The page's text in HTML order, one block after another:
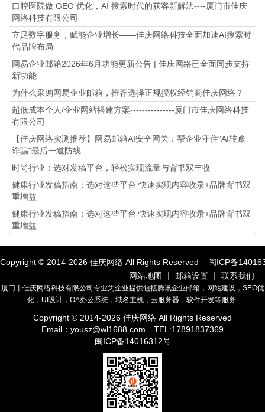
口腔医院做 GEO 优化，AI 搜索时代的获客新解法----厦门市佳庆
网络科技有限公司
立足数字服务，赋能企业增长——佳庆网络科技全面加速AI搜索时
代品牌布局
网易企业邮箱2026年6月功能更新公告 | 佳庆网络已全面同步支持
新功能
为什么采购网易企业邮箱，推荐选择正规授权经销商佳庆网络？
超低成本个人/企业网站搭建方案---------------厦门市佳庆网络科技
有限公司
【佳庆网络实测推荐】网易邮箱AI安全网关：帮企业守住"AI转账
诈骗"最后一道防线
时尚行业：选对发稿平台，轻松实现流量与背书双丰收
健康行业发稿指南：选对这些平台 快速实现内容收录+品牌背书双
重增益
健康行业发稿指南：选对这些平台 快速实现内容收录+品牌背书双
重增益
Copyright © 2014-2026 佳庆网络 All Rights Reserved 闽ICP备
网站地图
邮箱设置 联系我们
厦门市佳庆网络科技有限公司专业为企业提供包括腾讯企业邮箱，网站建设，SEO优
化，UI设计，OA办公系统，域名主机，云服务器，软件开发等服务.
Copyright © 2014-2026 佳庆网络 All Rights Reserved
Email： yousz@wl1688.com
TEL:17891837369
闽ICP备14016312号